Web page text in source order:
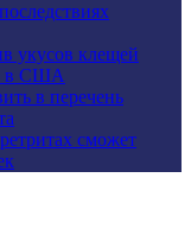
укусов клещей
в США
в перечень
сможет